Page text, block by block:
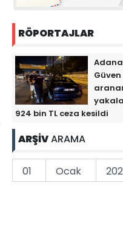
RÖPORTAJLAR
924 bin TL ceza kesildi
ARŞİVARAMA